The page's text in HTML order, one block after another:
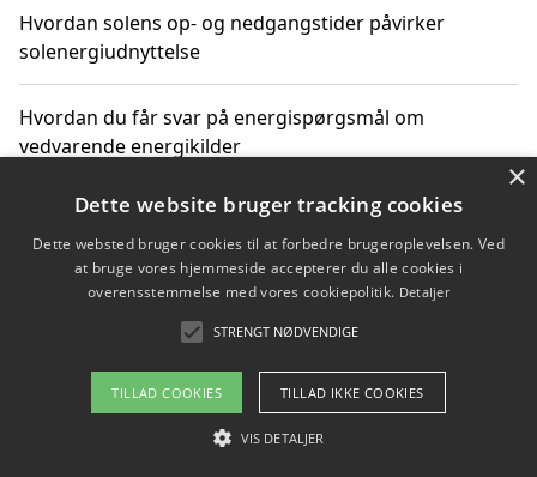
Hvordan solens op- og nedgangstider påvirker
solenergiudnyttelse
Hvordan du får svar på energispørgsmål om
vedvarende energikilder
Copyright 2026 - Pilanto Aps
Om / kontakt
Blog Betingelser
×
Dette website bruger tracking cookies
Dette websted bruger cookies til at forbedre brugeroplevelsen. Ved
at bruge vores hjemmeside accepterer du alle cookies i
overensstemmelse med vores cookiepolitik. Detaljer
STRENGT NØDVENDIGE
TILLAD COOKIES TILLAD IKKE COOKIES
VIS DETALJER